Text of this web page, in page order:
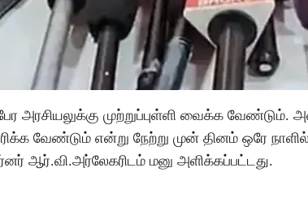
அரசியலுக்கு முற்றுப்புள்ளி வைக்க
வேண்டும் என்று நேற்று முன் தினம் ஒரே
ஆர்.வி.அர்லேகரிடம் மனு அளிக்கப்பட்டது.